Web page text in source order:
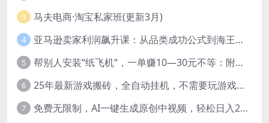
3 马夫电商·淘宝私家班(更新3月)
4 亚马逊卖家利润飙升课：从品类成功公式到海王打法，让每个SKU都成爆款一路飙升(更新26年3月
5 帮别人安装“纸飞机“，一单赚10—30元不等：附：免费节点
6 25年最新游戏搬砖，全自动挂机，不需要玩游戏，单手机操作日入300+
7 免费无限制，AI一键生成原创中视频，轻松日入2000+，超简单，可矩阵，…